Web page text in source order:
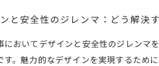
と安全性のジレンマ：どう解決
においてデザインと安全性のジレンマ
す。魅力的なデザインを実現するため